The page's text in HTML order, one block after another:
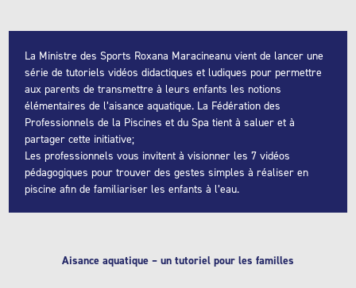
La Ministre des Sports Roxana Maracineanu vient de lancer une
série de tutoriels vidéos didactiques et ludiques pour permettre
aux parents de transmettre à leurs enfants les notions
élémentaires de l’aisance aquatique. La Fédération des
Professionnels de la Piscines et du Spa tient à saluer et à
partager cette initiative;
Les professionnels vous invitent à visionner les 7 vidéos
pédagogiques pour trouver des gestes simples à réaliser en
piscine afin de familiariser les enfants à l’eau.
Aisance aquatique – un tutoriel pour les familles